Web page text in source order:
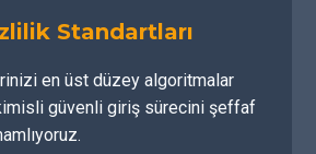
Standartları
en üst düzey algoritmalar
güvenli giriş sürecini şeffaf